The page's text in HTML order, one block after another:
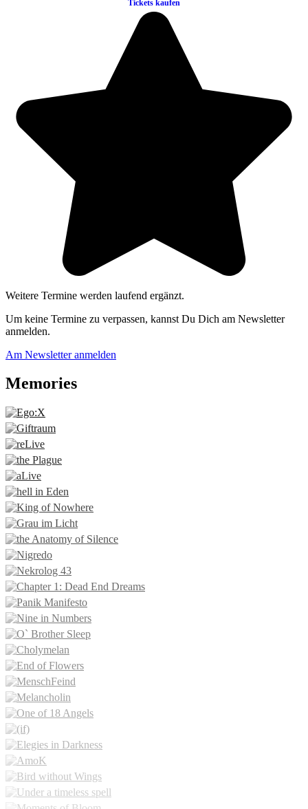
Tickets kaufen
Weitere Termine werden laufend ergänzt.
Um keine Termine zu verpassen, kannst Du Dich am Newsletter
anmelden.
Am Newsletter anmelden
Memories